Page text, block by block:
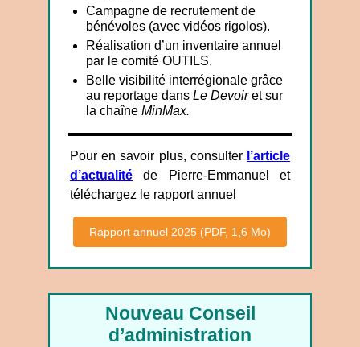
Campagne de recrutement de
bénévoles (avec vidéos rigolos).
Réalisation d’un inventaire annuel
par le comité OUTILS.
Belle visibilité interrégionale grâce
au reportage dans Le Devoiret sur
la chaîne MinMax.
Pour en savoir plus, consulter l’article
d’actualité de Pierre-Emmanuel et
téléchargez le rapport annuel
Rapport annuel 2025 (PDF, 1,6 Mo)
Nouveau Conseil
d’administration